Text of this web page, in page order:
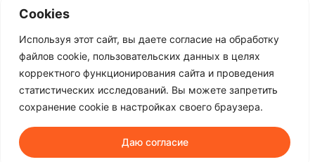
Cookies
Используя этот сайт, вы даете согласие на обработку
файлов cookie, пользовательских данных в целях
корректного функционирования сайта и проведения
статистических исследований. Вы можете запретить
сохранение cookie в настройках своего браузера.
Даю согласие
Заправка
7726477452
ОГРН
1217700234322
Политика
конфиденциальности
Объемы
Цены
Контакты
Карта сайта